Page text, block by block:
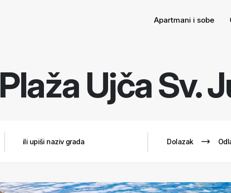
Apartmani i sobe
Plaža Ujča Sv.